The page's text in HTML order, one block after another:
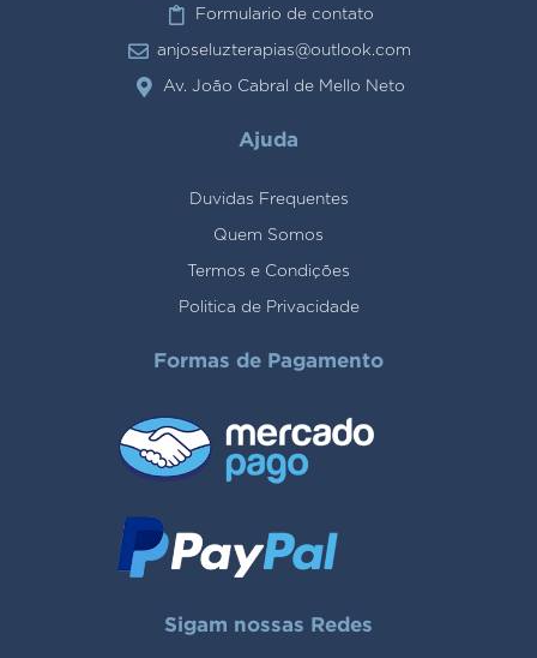
Formulario de contato
anjoseluzterapias@outlook.com
Av. João Cabral de Mello Neto
Ajuda
Duvidas Frequentes
Quem Somos
Termos e Condições
Politica de Privacidade
Formas de Pagamento
Sigam nossas Redes